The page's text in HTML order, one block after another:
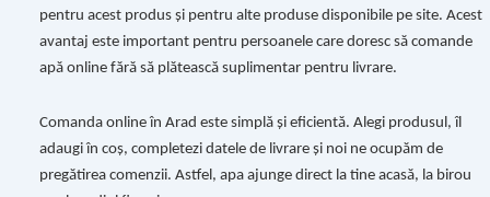
pentru acest produs și pentru alte produse disponibile pe site. Acest
avantaj este important pentru persoanele care doresc să comande
apă online fără să plătească suplimentar pentru livrare.
Comanda online în Arad este simplă și eficientă. Alegi produsul, îl
adaugi în coș, completezi datele de livrare și noi ne ocupăm de
pregătirea comenzii. Astfel, apa ajunge direct la tine acasă, la birou